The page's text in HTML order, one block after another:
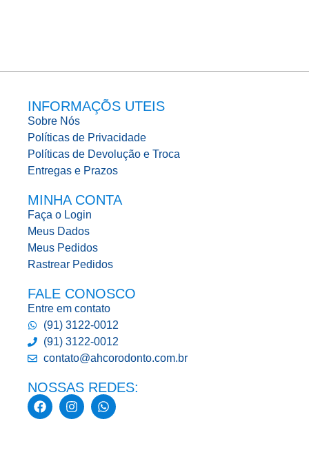
INFORMAÇÕS UTEIS
Sobre Nós
Políticas de Privacidade
Políticas de Devolução e Troca
Entregas e Prazos
MINHA CONTA
Faça o Login
Meus Dados
Meus Pedidos
Rastrear Pedidos
FALE CONOSCO
Entre em contato
(91) 3122-0012
(91) 3122-0012
contato@ahcorodonto.com.br
NOSSAS REDES: